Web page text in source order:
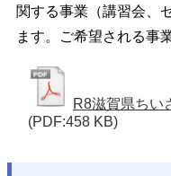
関する事業（講習会、
ます。ご希望される事
R8滋賀県ちい
(PDF:458 KB)